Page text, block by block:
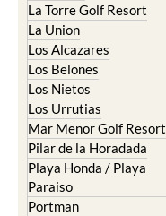
La Torre Golf Resort
La Union
Los Alcazares
Los Belones
Los Nietos
Los Urrutias
Mar Menor Golf Resort
Pilar de la Horadada
Playa Honda / Playa
Paraiso
Portman